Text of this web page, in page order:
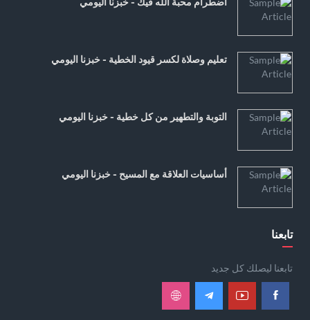
تعليم وصلاة لكسر قيود الخطية - خبزنا اليومي
التوبة والتطهير من كل خطية - خبزنا اليومي
أساسيات العلاقة مع المسيح - خبزنا اليومي
تابعنا
تابعنا ليصلك كل جديد